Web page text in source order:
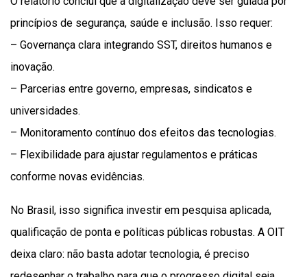
princípios de segurança, saúde e inclusão. Isso requer:
– Governança clara integrando SST, direitos humanos e
inovação.
– Parcerias entre governo, empresas, sindicatos e
universidades.
– Monitoramento contínuo dos efeitos das tecnologias.
– Flexibilidade para ajustar regulamentos e práticas
conforme novas evidências.
No Brasil, isso significa investir em pesquisa aplicada,
qualificação de ponta e políticas públicas robustas. A OIT
deixa claro: não basta adotar tecnologia, é preciso